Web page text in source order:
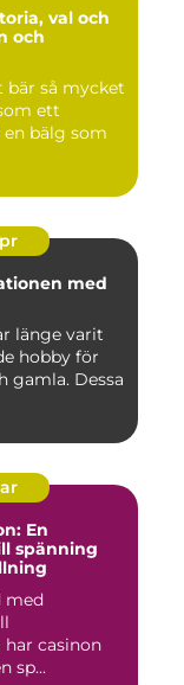
val och
och
bär så mycket
ett
en bälg som
med
länge varit
hobby för
gamla. Dessa
En
spänning
med
casinon
sp...